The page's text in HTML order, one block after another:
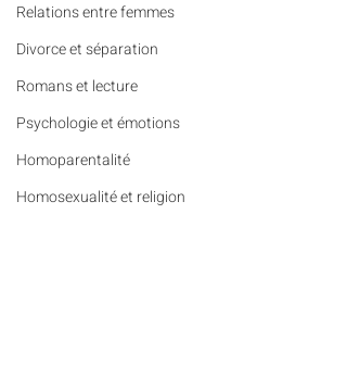
Relations entre femmes
Divorce et séparation
Romans et lecture
Psychologie et émotions
Homoparentalité
Homosexualité et religion